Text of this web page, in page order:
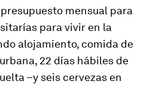
mensual para
para vivir en la
alojamiento, comida de
22 días hábiles de
–y seis cervezas en